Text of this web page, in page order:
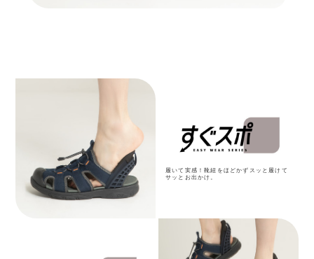
履いて実感！靴紐をほどかずスッと履けて
サッとお出かけ。